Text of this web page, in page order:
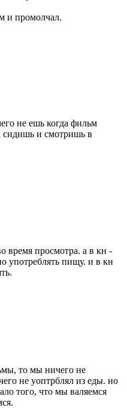
и промолчал.
не ешь когда фильм
сидишь и смотришь в
время просмотра. а в кн -
употреблять пищу. и в кн
то мы ничего не
не уоптрблял из еды. но
того, что мы валяемся